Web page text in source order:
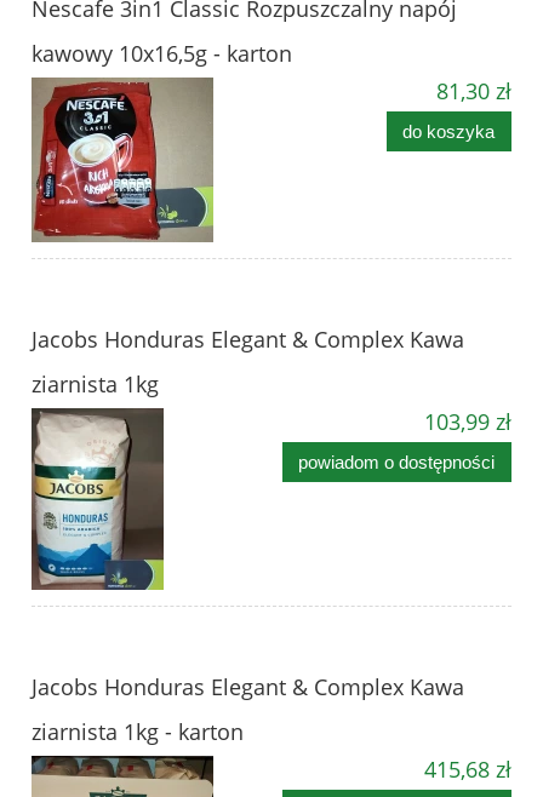
Nescafe 3in1 Classic Rozpuszczalny napój
kawowy 10x16,5g - karton
81,30 zł
do koszyka
Jacobs Honduras Elegant & Complex Kawa
ziarnista 1kg
103,99 zł
powiadom o dostępności
Jacobs Honduras Elegant & Complex Kawa
ziarnista 1kg - karton
415,68 zł